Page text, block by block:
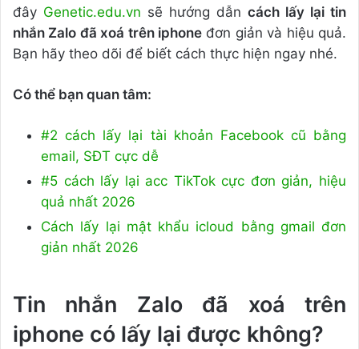
đây Genetic.edu.vn sẽ hướng dẫn cách lấy lại tin
nhắn Zalo đã xoá trên iphone đơn giản và hiệu quả.
Bạn hãy theo dõi để biết cách thực hiện ngay nhé.
Có thể bạn quan tâm:
#2 cách lấy lại tài khoản Facebook cũ bằng
email, SĐT cực dễ
#5 cách lấy lại acc TikTok cực đơn giản, hiệu
quả nhất 2026
Cách lấy lại mật khẩu icloud bằng gmail đơn
giản nhất 2026
Tin nhắn Zalo đã xoá trên
iphone có lấy lại được không?